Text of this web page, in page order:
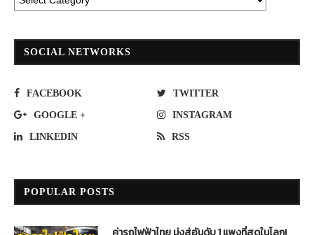
SOCIAL NETWORKS
FACEBOOK TWITTER
GOOGLE + INSTAGRAM
LINKEDIN RSS
POPULAR POSTS